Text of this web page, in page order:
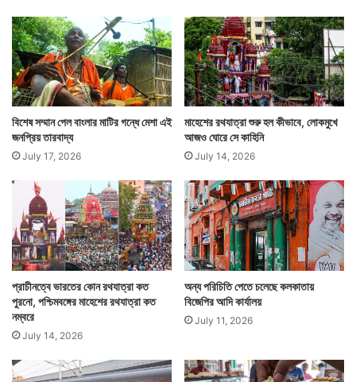
এই ৫টি স্কুল ছিল দেশের প্রাচীনতম ১০টি স্কুলের মধ্যে ৫টি
স্কুল। যা কেবল এই রাজ্যেই তৈরি হয়েছিল। এছাড়া প্রথম
স্কুলটি মাদ্রাজে তৈরি হওয়া ছাড়াও কেরালার তিরুচিরাপল্লিতে ২টি,
মুম্বই শহরে ১টি এবং পুদুচেরি শহরে ১টি স্কুল তৈরি হয়েছিল। যা
প্রাচীনতম ১০টির তালিকায় জায়গা করে নিয়েছে।
৮
৬
ব
ছ
রে
র
বৃ
দ্ধে
র
বিশেষ সম্মান পেল বাংলার মাটির গন্ধে মেশা এই
জনপ্রিয় তারবাদ্য
July 17, 2026
মাহেশের রথযাত্রা শুরু হল কীভাবে, লোকমুখে
আজও ঘোরে সে কাহিনি
July 14, 2026
প্রাচীনত্বে ভারতের কোন রথযাত্রা কত
পুরনো, পশ্চিমবঙ্গের মাহেশের রথযাত্রা কত
নম্বরে
July 14, 2026
অন্য পরিচিতি পেতে চলেছে কলকাতায়
বিজেপির আদি কার্যালয়
July 11, 2026